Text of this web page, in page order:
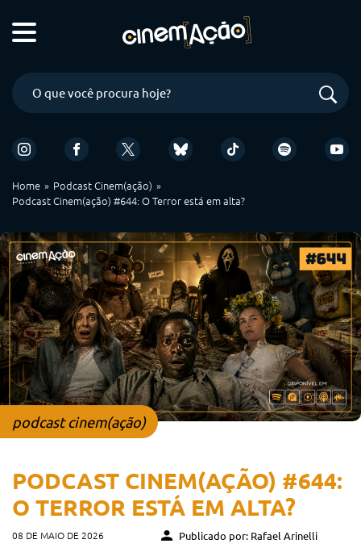
Home
Podcast Cinem(ação)
Podcast Cinem(ação) #644: O Terror está em alta?
podcast cinem(ação)
PODCAST CINEM(AÇÃO) #644:
O TERROR ESTÁ EM ALTA?
08 DE MAIO DE 2026 Publicado por: Rafael Arinelli